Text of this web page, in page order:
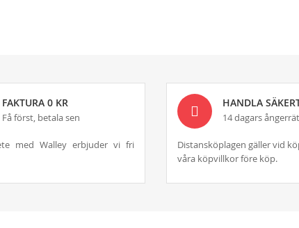
FAKTURA 0 KR
Få först, betala sen
med Walley erbjuder vi fri
HANDLA
14 dagars
Distansköplagen gäller vid
våra köpvillkor före köp.